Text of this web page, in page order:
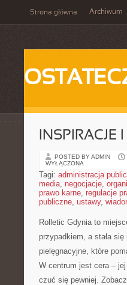
Strona główna Archiwum
INSPIRACJE
POSTED BY ADMIN
WYŁĄCZONA
Tagi: administracja
media, negocjacje,
prawo karne, regulacje
publiczne, ustawy,
Rolletic Gdynia to
przypadkiem, a stała
pielęgnacyjne, które
W centrum jest cera –
czuć się pewniej.